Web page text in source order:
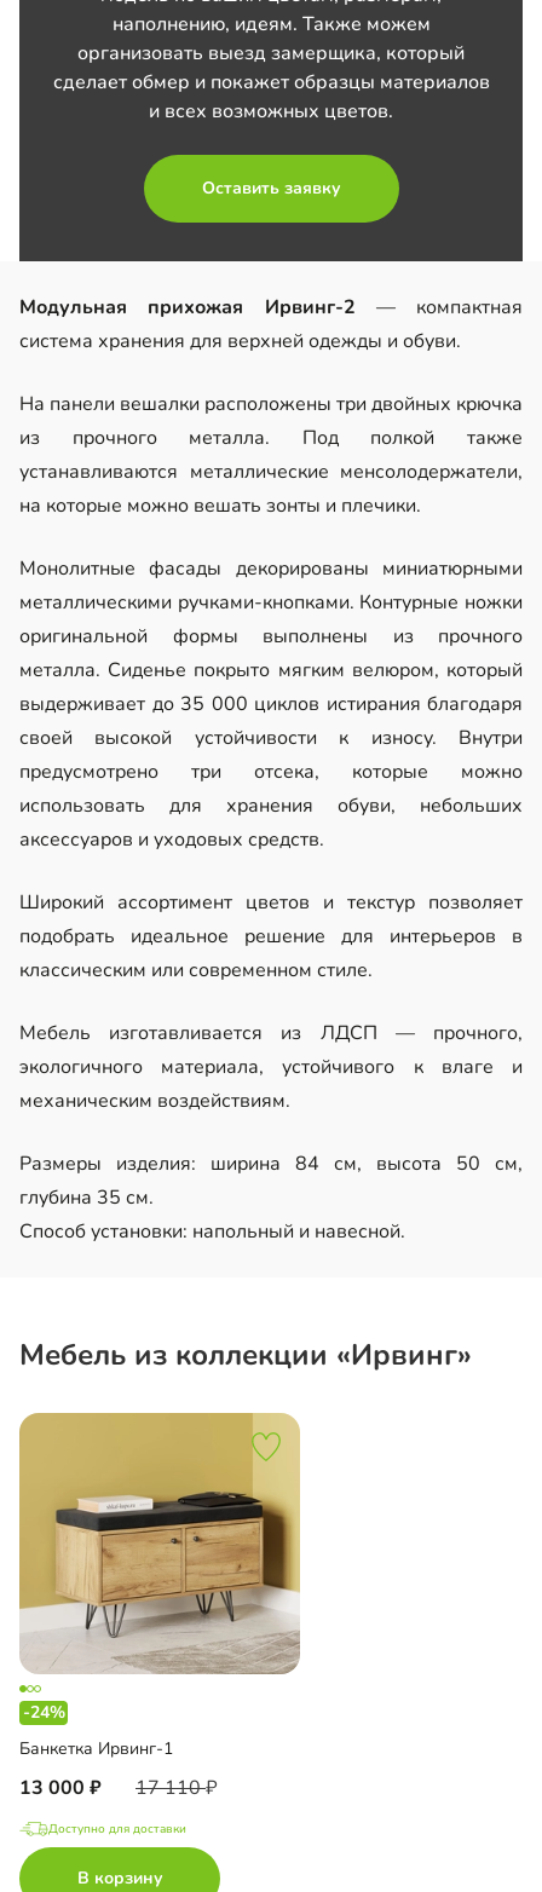
наполнению, идеям. Также можем
организовать выезд замерщика, который
сделает обмер и покажет образцы материалов
и всех возможных цветов.
Оставить заявку
Модульная прихожая Ирвинг-2 — компактная
система хранения для верхней одежды и обуви.
На панели вешалки расположены три двойных крючка
из прочного металла. Под полкой также
устанавливаются металлические менсолодержатели,
на которые можно вешать зонты и плечики.
Монолитные фасады декорированы миниатюрными
металлическими ручками-кнопками. Контурные ножки
оригинальной формы выполнены из прочного
металла. Сиденье покрыто мягким велюром, который
выдерживает до 35 000 циклов истирания благодаря
своей высокой устойчивости к износу. Внутри
предусмотрено три отсека, которые можно
использовать для хранения обуви, небольших
аксессуаров и уходовых средств.
Широкий ассортимент цветов и текстур позволяет
подобрать идеальное решение для интерьеров в
классическим или современном стиле.
Мебель изготавливается из ЛДСП — прочного,
экологичного материала, устойчивого к влаге и
механическим воздействиям.
Размеры изделия: ширина 84 см, высота 50 см,
глубина 35 см.
Способ установки: напольный и навесной.
Мебель из коллекции «Ирвинг»
-24%
Банкетка Ирвинг-1
13 000 17 110
Доступно для доставки
В корзину